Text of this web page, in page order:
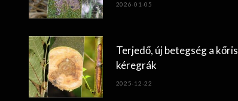
2026-01-05
Terjedő, új betegség a kőris
kéregrák
2025-12-22